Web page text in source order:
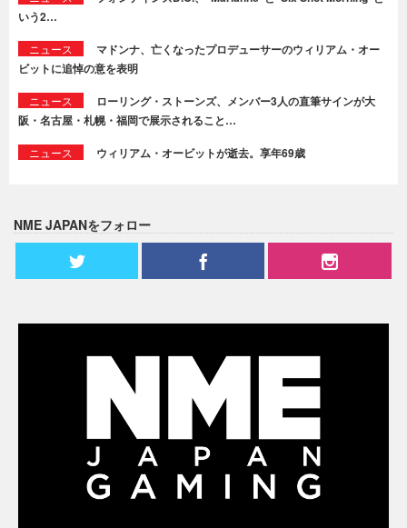
いう2…
ニュース
マドンナ、亡くなったプロデューサーのウィリアム・オー
ビットに追悼の意を表明
ニュース
ローリング・ストーンズ、メンバー3人の直筆サインが大
阪・名古屋・札幌・福岡で展示されること…
ニュース ウィリアム・オービットが逝去。享年69歳
NME JAPANをフォロー